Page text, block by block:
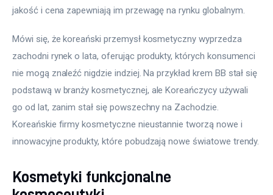
jakość i cena zapewniają im przewagę na rynku globalnym.
Mówi się, że koreański przemysł kosmetyczny wyprzedza
zachodni rynek o lata, oferując produkty, których konsumenci
nie mogą znaleźć nigdzie indziej. Na przykład krem BB stał się
podstawą w branży kosmetycznej, ale Koreańczycy używali
go od lat, zanim stał się powszechny na Zachodzie.
Koreańskie firmy kosmetyczne nieustannie tworzą nowe i
innowacyjne produkty, które pobudzają nowe światowe trendy.
Kosmetyki funkcjonalne